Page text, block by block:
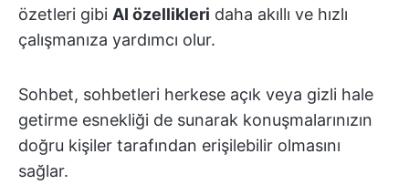
özetleri gibi AI özellikleri daha akıllı ve hızlı
çalışmanıza yardımcı olur.
Sohbet, sohbetleri herkese açık veya gizli hale
getirme esnekliği de sunarak konuşmalarınızın
doğru kişiler tarafından erişilebilir olmasını
sağlar.